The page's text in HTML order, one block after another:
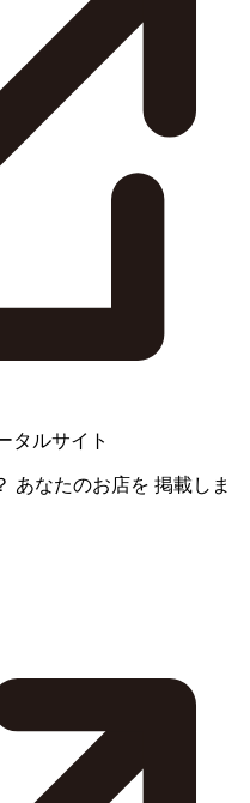
タルサイト
あなたのお店を 掲載しま